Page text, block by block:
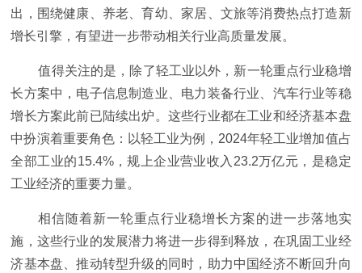
出，围绕健康、养老、育幼、家居、文旅等消费热点打造新
增长引擎，有望进一步带动相关行业高质量发展。
值得关注的是，除了轻工业以外，新一轮重点行业稳增
长方案中，电子信息制造业、电力装备行业、汽车行业等稳
增长方案此前已陆续出炉。这些行业都在工业和经济基本盘
中扮演着重要角色：以轻工业为例，2024年轻工业增加值占
全部工业的15.4%，规上企业营业收入23.2万亿元，是稳定
工业经济的重要力量。
相信随着新一轮重点行业稳增长方案的进一步落地实
施，这些行业的发展潜力将进一步得到释放，在巩固工业经
济基本盘、推动转型升级的同时，助力中国经济不断回升向